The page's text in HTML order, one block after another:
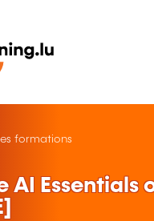
les formations
AI Essentials